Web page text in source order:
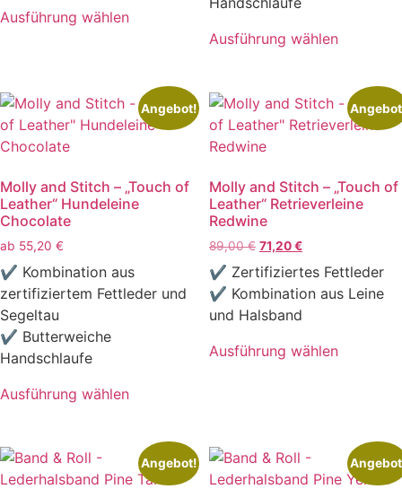
Ausführung wählen
mehrere
Varianten
auf.
Optionen
können
auf
der
Produktseite
gewählt
werden
Ausführung wählen
weist
mehrere
Varianten
Die
Optionen
können
auf
der
Produktseite
gewählt
Angebot!
Molly and Stitch – „Touch of
Leather“ Hundeleine
Chocolate
ab 55,20 €
✔ Kombination aus
zertifiziertem Fettleder und
Segeltau
✔ Butterweiche
Handschlaufe
Ausführung wählen
weist
mehrere
Molly and Stitch – „Touch of
Leather“ Retrieverleine
Redwine
89,00€ Ursprünglicher
Preis
war:
89,00 €
71,20€Aktueller
ist:
71,20 €.
✔ Zertifiziertes Fettleder
✔ Kombination aus Leine
und Halsband
Ausführung wählen
Varianten
auf.
Angebot!